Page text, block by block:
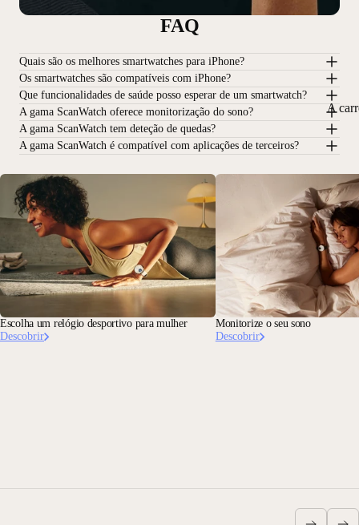
A
FAQ
Quais são os melhores smartwatches para iPhone?
Os smartwatches são compatíveis com iPhone?
Que funcionalidades de saúde posso esperar de um smartwatch?
A gama ScanWatch oferece monitorização do sono?
A gama ScanWatch tem deteção de quedas?
A gama ScanWatch é compatível com aplicações de terceiros?
Escolha um relógio desportivo para mulher
Descobrir
Monitorize o seu sono
Descobrir